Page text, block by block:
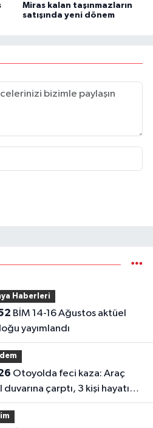
Miras kalan taşınmazların
satışında yeni dönem
Haberleri
yayımlandı
duvarına çarptı, 3 kişi hayatını